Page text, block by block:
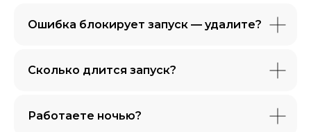
Ошибка блокирует запуск — удалите?
Сколько длится запуск?
Работаете ночью?